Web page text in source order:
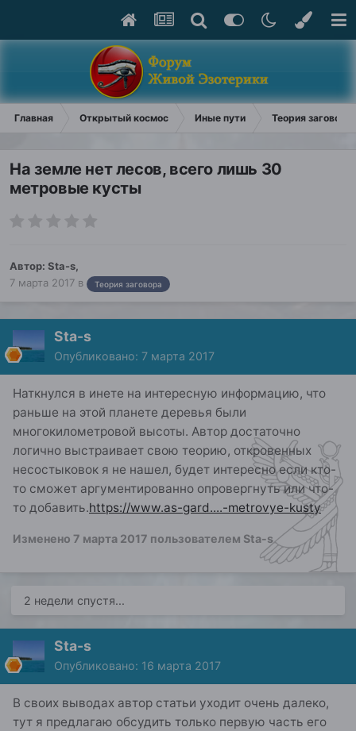
Главная Открытый космос Иные пути Теория заговора
На земле нет лесов, всего лишь 30
метровые кусты
Автор: Sta-s,
7 марта 2017 в Теория заговора
Sta-s
Опубликовано: 7 марта 2017
Наткнулся в инете на интересную информацию, что
раньше на этой планете деревья были
многокилометровой высоты. Автор достаточно
логично выстраивает свою теорию, откровенных
несостыковок я не нашел, будет интересно если кто-
то сможет аргументированно опровергнуть или что-
то добавить.https://www.as-gard....-metrovye-kusty
Изменено 7 марта 2017 пользователем Sta-s
2 недели спустя...
Sta-s
Опубликовано: 16 марта 2017
В своих выводах автор статьи уходит очень далеко,
тут я предлагаю обсудить только первую часть его